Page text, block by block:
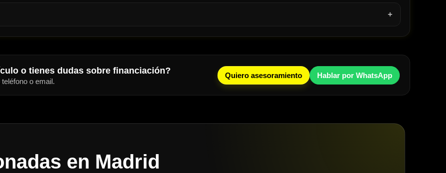
o tienes dudas sobre financiación?
o email.
Quiero asesoramiento Hablar por WhatsApp
en Madrid